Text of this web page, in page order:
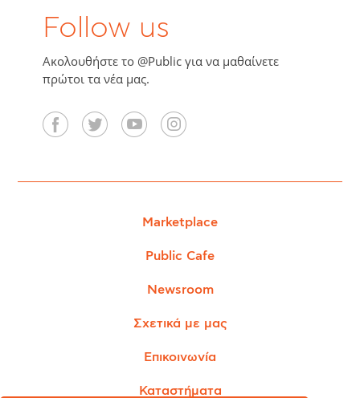
Marketplace
Public Cafe
Newsroom
Σχετικά με μας
Επικοινωνία
Καταστήματα
Follow us
Ακολουθήστε το @Public για να μαθαίνετε
πρώτοι τα νέα μας.